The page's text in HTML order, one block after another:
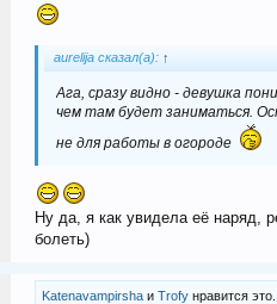
aurelija сказал(а): ↑
Ага, сразу видно - девушка
чем там будет заниматься.
не для работы в огороде
Ну да, я как увидела её наряд,
болеть)
Katenavampirshaи Trofyнравится это.